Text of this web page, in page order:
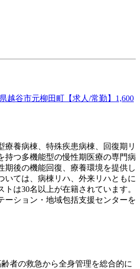
越谷市元柳田町【求人/常勤】1,600
療養病棟、特殊疾患病棟、回復期リ
持つ多機能型の慢性期医療の専門病
期後の機能回復、療養環境を提供し
いては、病棟リハ、外来リハともに
は30名以上が在籍されています。
ーション・地域包括支援センターを
者の救急から全身管理を総合的に